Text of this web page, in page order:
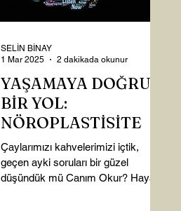
YAŞAMAYA DOĞRU
BİR YOL:
NÖROPLASTİSİTE
Çaylarımızı kahvelerimizi içtik,
geçen ayki soruları bir güzel
düşündük mü Canım Okur? Hayatta
SELİN BİNAY
1 Mar 2025
2 dakikada okunur